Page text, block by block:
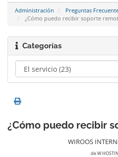
Administración Preguntas
¿Cómo puedo recibir soporte
Categorías
¿Cómo puedo recibir
WIROOS
de W